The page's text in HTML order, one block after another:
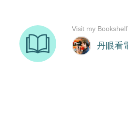
丹眼看
Visit my Bookshelf